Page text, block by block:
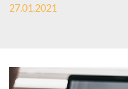
o
27.01.2021